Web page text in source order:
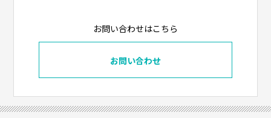
お問い合わせはこちら
お問い合わせ